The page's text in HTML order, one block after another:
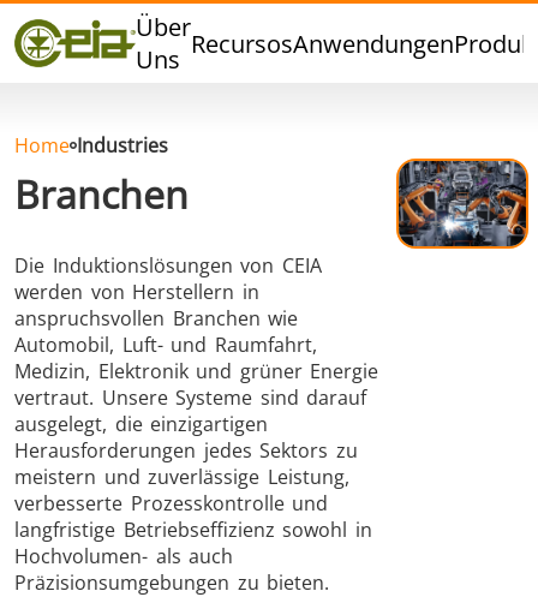
Über
Uns RecursosAnwendungen
Qualität
Veranstaltungen
Hartlöten
Aluminumlöten Verschlussversiegelung
Home Industries
Branchen
Die Induktionslösungen von CEIA
werden von Herstellern in
anspruchsvollen Branchen wie
Automobil, Luft- und Raumfahrt,
Medizin, Elektronik und grüner Energie
vertraut. Unsere Systeme sind darauf
ausgelegt, die einzigartigen
Herausforderungen jedes Sektors zu
meistern und zuverlässige Leistung,
verbesserte Prozesskontrolle und
langfristige Betriebseffizienz sowohl in
Hochvolumen- als auch
Präzisionsumgebungen zu bieten.